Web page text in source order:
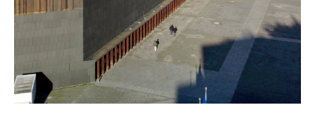
Política de privacidad y Aviso Legal Cookies
Accesibilidad